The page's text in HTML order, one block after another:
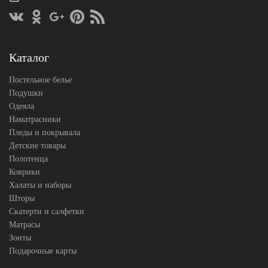
German
Каталог
Постельное белье
Подушки
Одеяла
Наматрасники
Пледы и покрывала
Детские товары
Полотенца
Коврики
Халаты и наборы
Шторы
Скатерти и салфетки
Матрасы
Зонты
Подарочные карты